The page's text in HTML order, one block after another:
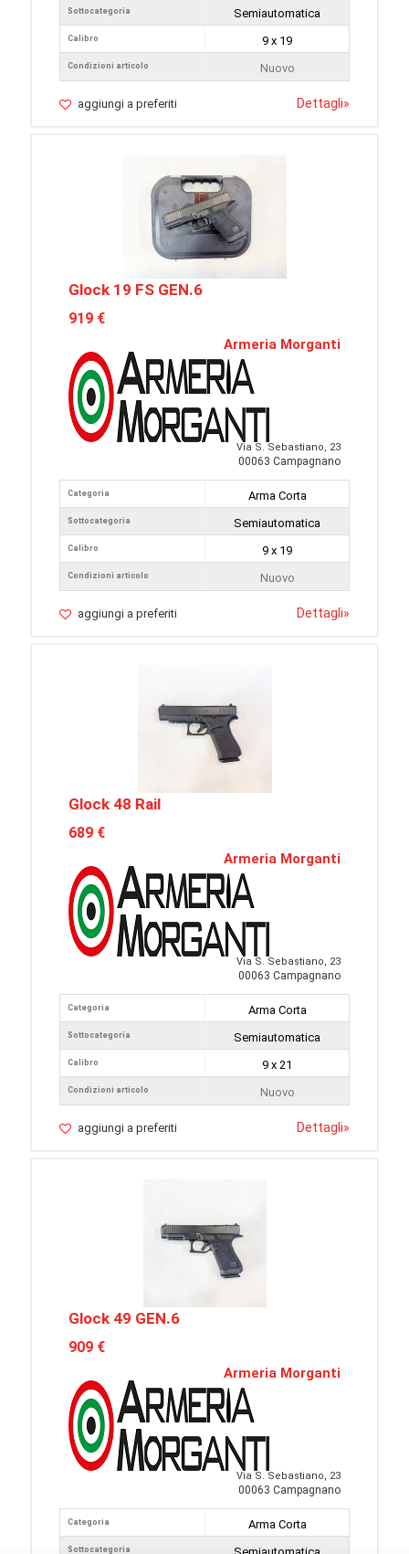
Sottocategoria
Calibro
Condizioni articolo
Semiautomatica
9 x 19
Nuovo
aggiungi a preferiti Dettagli»
Glock 19 FS GEN.6
919 €
Armeria Morganti
Via S. Sebastiano, 23
00063 Campagnano
Categoria
Sottocategoria
Calibro
Condizioni articolo
Arma Corta
Semiautomatica
9 x 19
Nuovo
aggiungi a preferiti Dettagli»
Glock 48 Rail
689 €
Armeria Morganti
Via S. Sebastiano, 23
00063 Campagnano
Categoria
Sottocategoria
Calibro
Condizioni articolo
Arma Corta
Semiautomatica
9 x 21
Nuovo
aggiungi a preferiti Dettagli»
Glock 49 GEN.6
909 €
Armeria Morganti
Via S. Sebastiano, 23
00063 Campagnano
Categoria
Sottocategoria
Arma Corta